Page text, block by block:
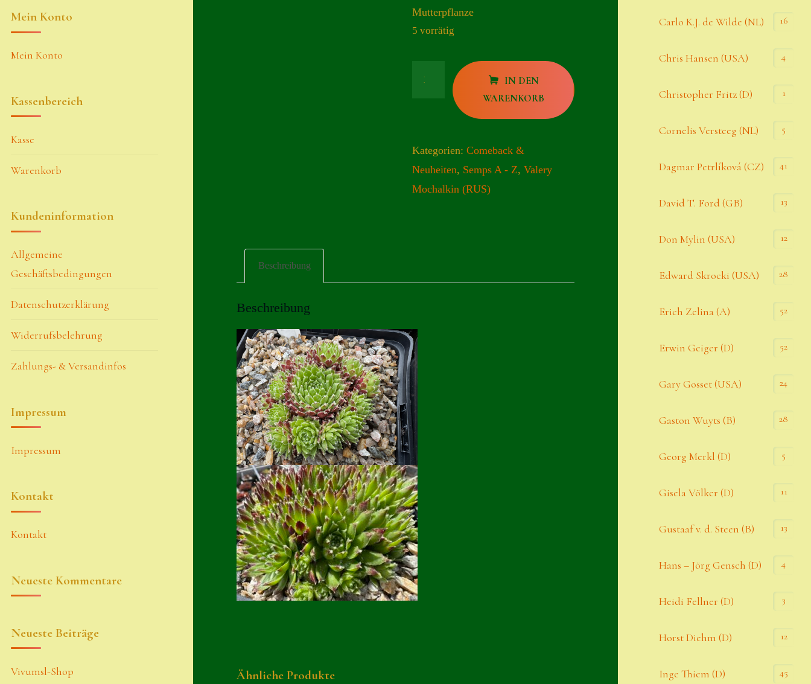
Account
Allgemeine Geschäftsbedingungen
Hostas
Mutterpflanze
5 vorrätig
IN DEN
WARENKORB
Kategorien:Comeback &
Neuheiten, Semps A - Z,Valery
Mochalkin (RUS)
Beschreibung
Beschreibung
Ähnliche Produkte
Mein Konto
Mein Konto
Kassenbereich
Kasse
Warenkorb
Kundeninformation
Allgemeine
Geschäftsbedingungen
Datenschutzerklärung
Widerrufsbelehrung
Zahlungs- & Versandinfos
Impressum
Impressum
Kontakt
Kontakt
Neueste Kommentare
Neueste Beiträge
Vivumsl-Shop
Carlo K.J. de Wilde (NL) 16
Chris Hansen (USA) 4
Christopher Fritz (D) 1
Cornelis Versteeg (NL) 5
Dagmar Petrlíková (CZ) 41
David T. Ford (GB) 13
Don Mylin (USA) 12
Edward Skrocki (USA) 28
Erich Zelina (A) 52
Erwin Geiger (D) 52
Gary Gosset (USA) 24
Gaston Wuyts (B) 28
Georg Merkl (D) 5
Gisela Völker (D) 11
Gustaaf v. d. Steen (B) 13
Hans – Jörg Gensch (D) 4
Heidi Fellner (D) 3
Horst Diehm (D) 12
Inge Thiem (D) 45